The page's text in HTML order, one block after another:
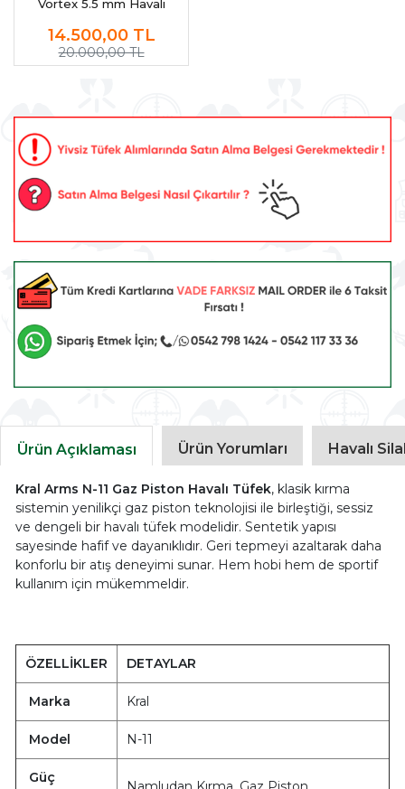
Vortex 5.5 mm Havalı
Protector)
14.500,00 TL
20.000,00 TL
Ürün Açıklaması Ürün Yorumları Havalı
Kral Arms N-11 Gaz Piston Havalı Tüfek, klasik kırma
sistemin yenilikçi gaz piston teknolojisi ile birleştiği, sessiz
ve dengeli bir havalı tüfek modelidir. Sentetik yapısı
sayesinde hafif ve dayanıklıdır. Geri tepmeyi azaltarak daha
konforlu bir atış deneyimi sunar. Hem hobi hem de sportif
kullanım için mükemmeldir.
ÖZELLİKLER DETAYLAR
Marka Kral
Model N-11
Güç